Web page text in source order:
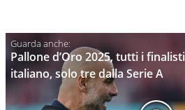
Pallone d’Oro 2025, tutti i
italiano, solo tre dalla Serie A